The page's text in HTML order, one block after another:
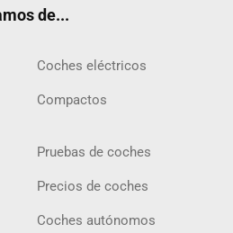
de...
Coches eléctricos
Compactos
Pruebas de coches
Precios de coches
Coches autónomos